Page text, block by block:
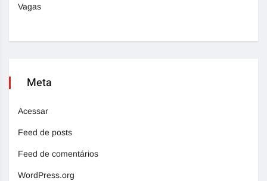
Vagas
Meta
Acessar
Feed de posts
Feed de comentários
WordPress.org